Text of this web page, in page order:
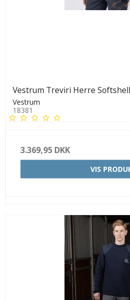
Vestrum Treviri Herre
Vestrum
18381
3.369,95 DKK
VIS